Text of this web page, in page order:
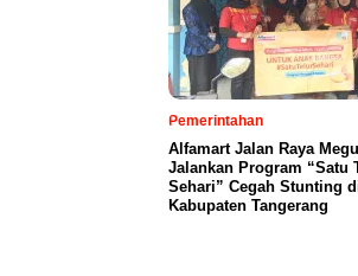
Pemerintahan
Alfamart Jalan Raya
Jalankan Program “Satu
Sehari” Cegah Stunting
Kabupaten Tangerang